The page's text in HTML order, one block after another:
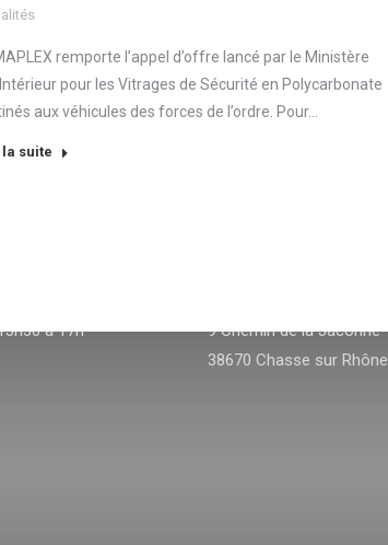
remporte l’appel d’offre lancé par le Ministère
pour les Vitrages de Sécurité en Polycarbonate
aux véhicules des forces de l’ordre. Pour…
suite
à 17h
9 Chemin de la Jaconne
38670 Chasse sur Rhône